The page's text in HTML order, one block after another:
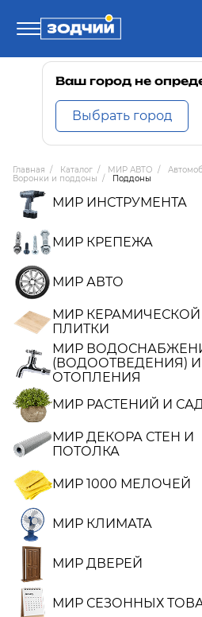
Телефоны
8 800 100-71-71
8 (4242) 30-00-27
8 (4242) 30-00-72
Ваш город не
Выбрать город
Главная / Каталог / МИР АВТО /
Воронки и поддоны / Поддоны
МИР ИНСТРУМЕНТА
МИР КРЕПЕЖА
МИР АВТО
МИР КЕРАМИЧЕСКОЙ
ПЛИТКИ
МИР
(ВОДООТВЕДЕНИЯ) И
ОТОПЛЕНИЯ
МИР РАСТЕНИЙ И
МИР ДЕКОРА СТЕН И
ПОТОЛКА
МИР 1000 МЕЛОЧЕЙ
МИР КЛИМАТА
МИР ДВЕРЕЙ
МИР СЕЗОННЫХ